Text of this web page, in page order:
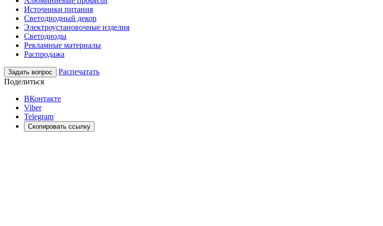
Источники питания
Светодиодный декор
Электроустановочные изделия
Светодиоды
Рекламные материалы
Распродажа
Задать вопрос
Распечатать
Поделиться
ВКонтакте
Viber
Telegram
Скопировать ссылку